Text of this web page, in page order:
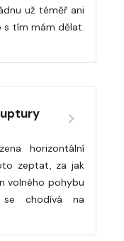
už téměř ani
s tím mám dělat.
horizontální
zeptat, za jak
volného pohybu
chodívá na